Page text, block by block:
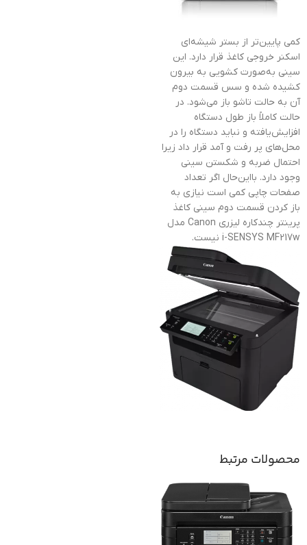
کمی پایین‌تر از بستر شیشه‌ای
اسکنر خروجی کاغذ قرار دارد. این
سینی به‌صورت کشویی به بیرون
کشیده شده و سس قسمت دوم
آن به حالت تاشو باز می‌شود. در
حالت کاملاً باز طول دستگاه
افزایش‌یافته و نباید دستگاه را در
محل‌های پر رفت و آمد قرار داد زیرا
احتمال ضربه و شکستن سینی
وجود دارد. بااین‌حال اگر تعداد
صفحات چاپی کمی است نیازی به
باز کردن قسمت دوم سینی کاغذ
پرینتر چندکاره ليزری Canon مدل
i-SENSYS MF217w نیست.
محصولات مرتبط